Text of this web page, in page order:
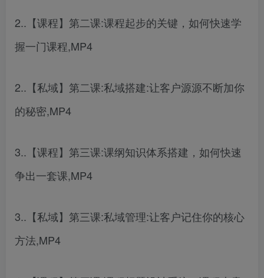
2..【课程】第二课:课程起步的关键，如何快速学
握一门课程,MP4
2..【私域】第二课:私域搭建:让客户源源不断加你
的秘密,MP4
3..【课程】第三课:课纲知识体系搭建，如何快速
争出一套课,MP4
3..【私域】第三课:私域管理:让客户记住你的核心
方法,MP4